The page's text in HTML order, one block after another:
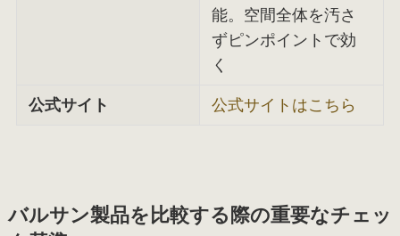
能。空間全体を汚さ
ずピンポイントで効
く
公式サイト 公式サイトはこちら
バルサン製品を比較する際の重要なチェッ